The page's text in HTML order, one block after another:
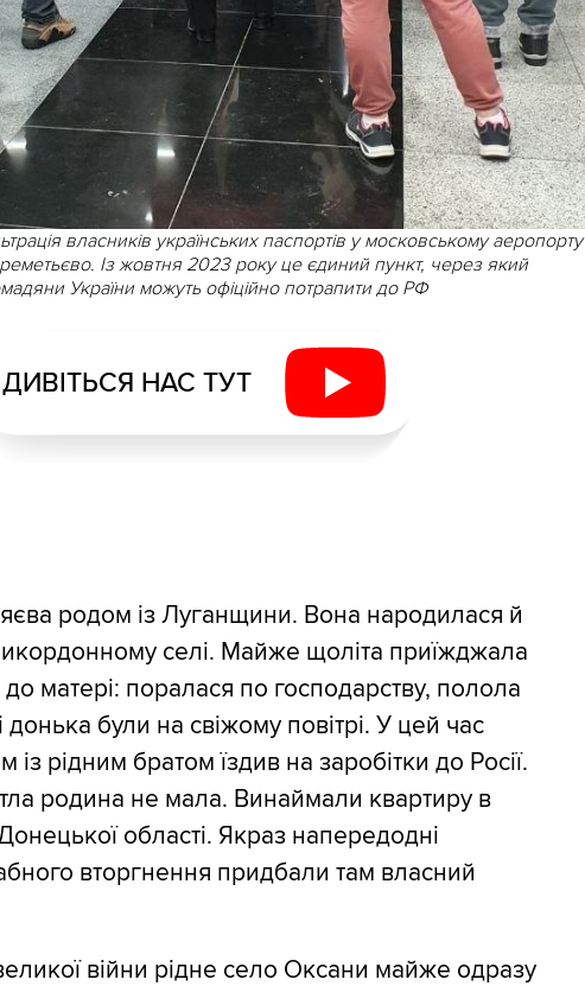
власників українських паспортів у московському аеропорту
Із жовтня 2023 року це єдиний пункт, через який
України можуть офіційно потрапити до РФ
ДИВІТЬСЯ НАС ТУТ
родом із Луганщини. Вона народилася й
селі. Майже щоліта приїжджала
до матері: поралася по господарству, полола
донька були на свіжому повітрі. У цей час
із рідним братом їздив на заробітки до Росії.
родина не мала. Винаймали квартиру в
області. Якраз напередодні
вторгнення придбали там власний
війни рідне село Оксани майже одразу